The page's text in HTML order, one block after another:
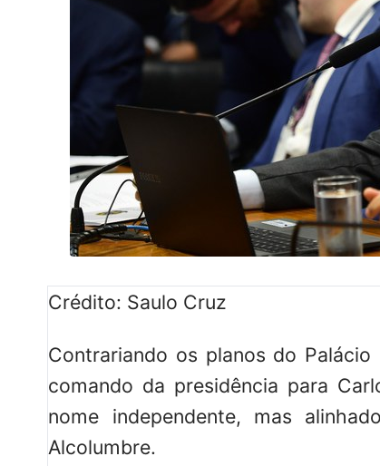
Crédito: Saulo Cruz
Contrariando os planos do
comando da presidência para
nome independente, mas
Alcolumbre.